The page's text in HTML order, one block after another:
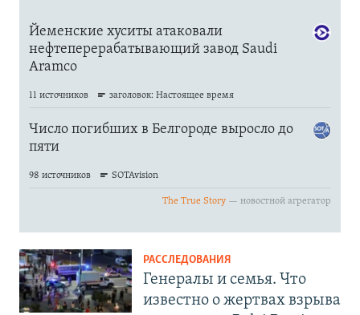
РАССЛЕДОВАНИЯ
Генералы и семья. Что
известно о жертвах взрыва